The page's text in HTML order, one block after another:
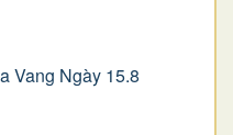
Vang Ngày 15.8